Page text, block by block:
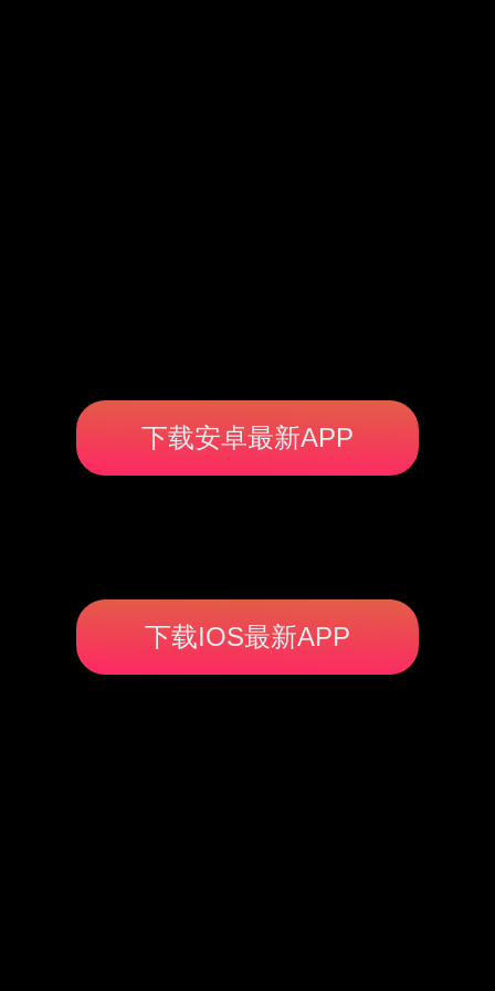
下载安卓最新APP
下载IOS最新APP